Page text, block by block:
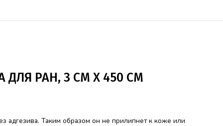
ДЛЯ РАН, 3 СМ X 450 СМ
адгезива. Таким образом он не прилипнет к коже или